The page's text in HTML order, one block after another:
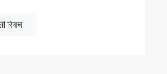
स्विच